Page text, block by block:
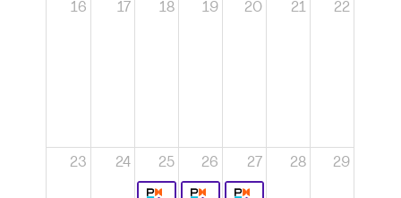
16 17 18 19 20 21 22
23 24 25 26 27 28 29